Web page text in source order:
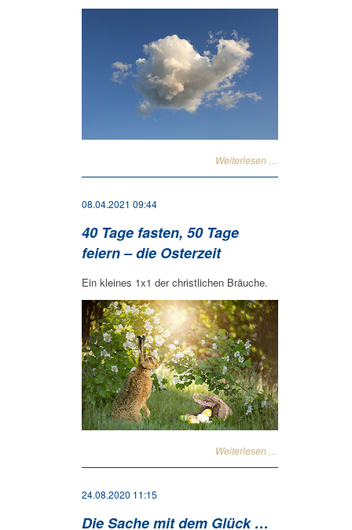
Weiterlesen …
08.04.2021 09:44
40 Tage fasten, 50 Tage
feiern – die Osterzeit
Ein kleines 1x1 der christlichen Bräuche.
Weiterlesen …
24.08.2020 11:15
Die Sache mit dem Glück …